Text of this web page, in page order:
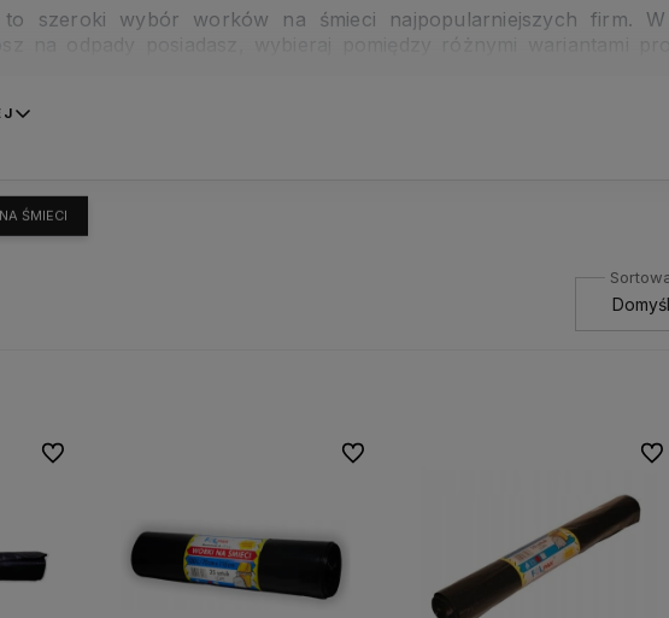
szeroki wybór worków na śmieci najpopularniejszych firm.
ŚMIECI
Do ulubionych Do ulubionych Do